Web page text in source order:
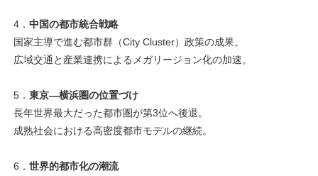
4． 中国の都市統合戦略
国家主導で進む都市群（City Cluster）政策の成果。
広域交通と産業連携によるメガリージョン化の加速。
5． 東京―横浜圏の位置づけ
長年世界最大だった都市圏が第3位へ後退。
成熟社会における高密度都市モデルの継続。
6． 世界的都市化の潮流